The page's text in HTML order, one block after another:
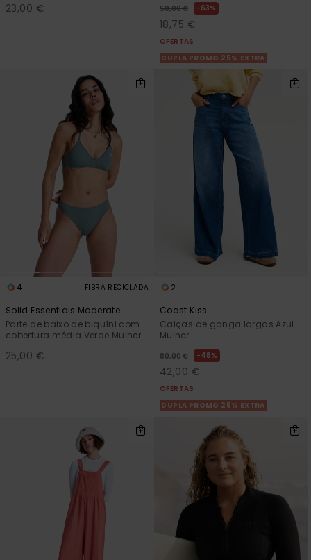
23,00 € 50,00 € 63%
18,75 €
OFERTAS
DUPLA PROMO 25% EXTRA
4 FIBRA RECICLADA
Solid Essentials Moderate
Parte de baixo de biquíni com
cobertura média Verde Mulher
25,00 €
2
Coast Kiss
Calças de ganga largas Azul
Mulher
80,00 € 48%
42,00 €
OFERTAS
DUPLA PROMO 25% EXTRA